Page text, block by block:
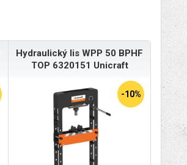
Hydraulický lis WPP 50 BPHF
TOP 6320151 Unicraft
-10%